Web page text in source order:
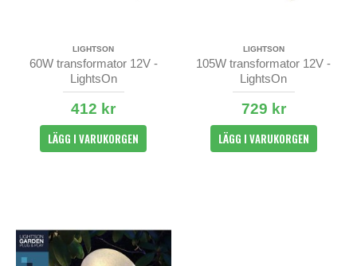
LIGHTSON
60W transformator 12V -
LightsOn
412 kr
LÄGG I VARUKORGEN
LIGHTSON
105W transformator 12V -
LightsOn
729 kr
LÄGG I VARUKORGEN